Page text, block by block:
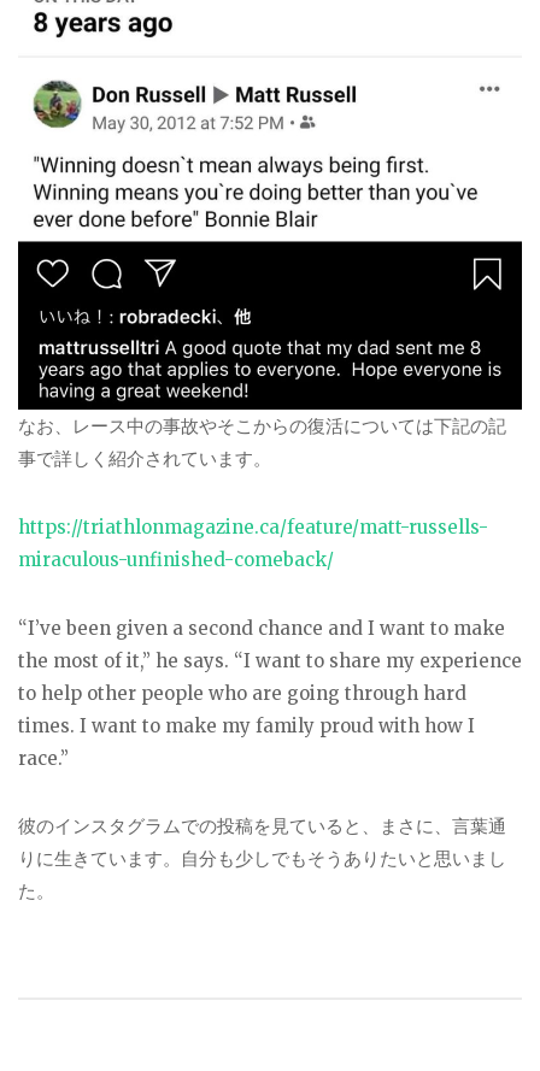
なお、レース中の事故やそこからの復活については下記の記
事で詳しく紹介されています。
https://triathlonmagazine.ca/feature/matt-russells-
miraculous-unfinished-comeback/
“I’ve been given a second chance and I want to make
the most of it,” he says. “I want to share my experience
to help other people who are going through hard
times. I want to make my family proud with how I
race.”
彼のインスタグラムでの投稿を見ていると、まさに、言葉通
りに生きています。自分も少しでもそうありたいと思いまし
た。